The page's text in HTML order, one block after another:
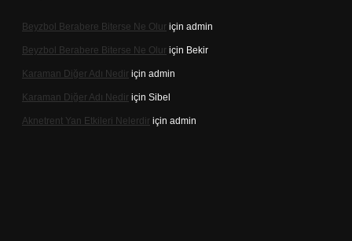
Beyzbol Berabere Biterse Ne Olur için admin
Beyzbol Berabere Biterse Ne Olur için Bekir
Karaman Diğer Adı Nedir için admin
Karaman Diğer Adı Nedir için Sibel
Aknetrent Yan Etkileri Nelerdir için admin